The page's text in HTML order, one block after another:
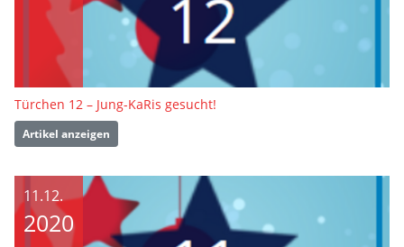
Türchen 12 – Jung-KaRis gesucht!
Artikel anzeigen
11.12.
2020